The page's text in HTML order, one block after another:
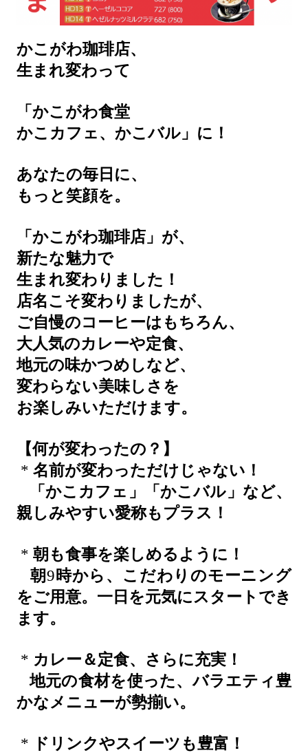
かこがわ珈琲店、
生まれ変わって
「かこがわ食堂
かこカフェ、かこバル」に！
あなたの毎日に、
もっと笑顔を。
「かこがわ珈琲店」が、
新たな魅力で
生まれ変わりました！
店名こそ変わりましたが、
ご自慢のコーヒーはもちろん、
大人気のカレーや定食、
地元の味かつめしなど、
変わらない美味しさを
お楽しみいただけます。
【何が変わったの？】
* 名前が変わっただけじゃない！
「かこカフェ」「かこバル」など、
親しみやすい愛称もプラス！
* 朝も食事を楽しめるように！
朝9 時から、こだわりのモーニング
をご用意。一日を元気にスタートでき
ます。
* カレー＆定食、さらに充実！
地元の食材を使った、バラエティ豊
かなメニューが勢揃い。
*
ドリンクやスイーツも豊富！